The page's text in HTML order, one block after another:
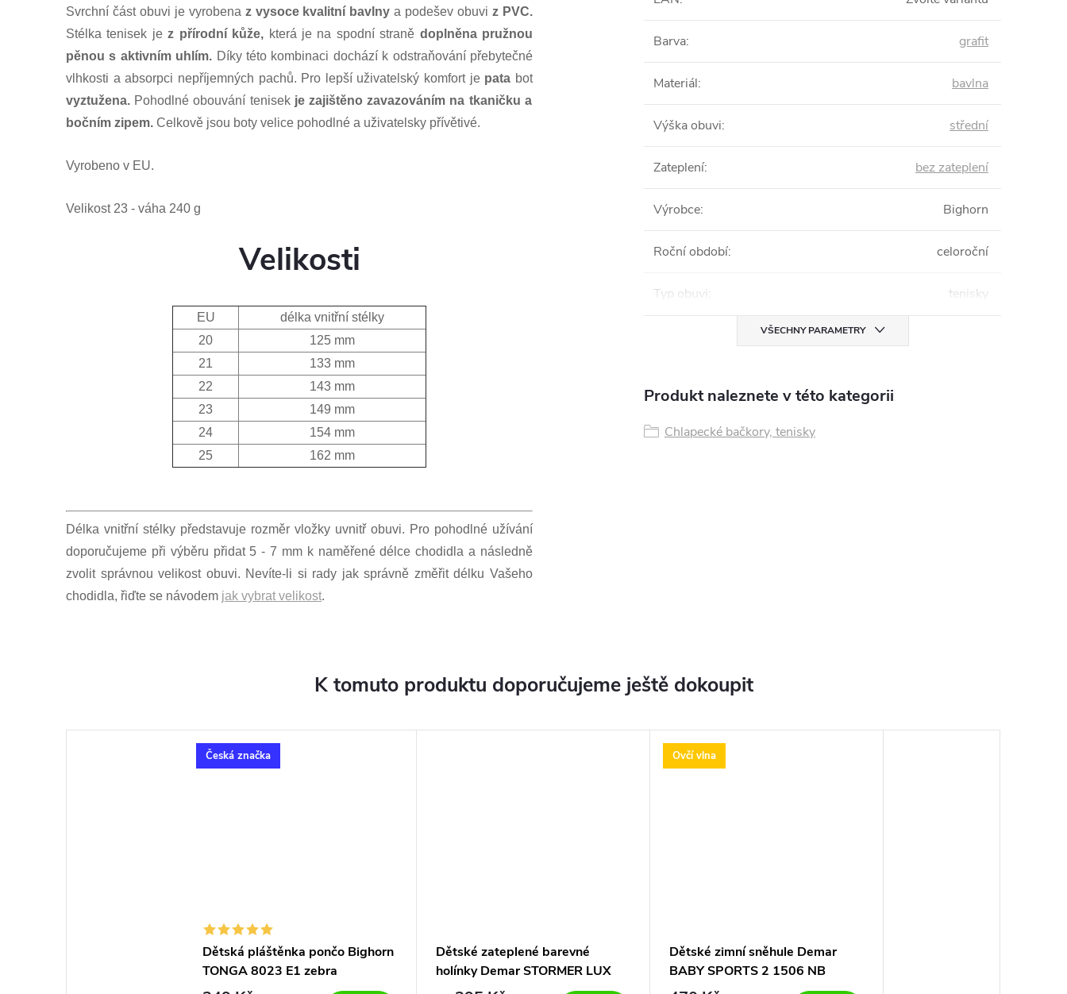
Svrchní část obuvi je vyrobena z vysoce kvalitní bavlny a podešev obuviz PVC.
Stélka tenisek jez přírodní kůže, která je na spodní straně doplněna pružnou
pěnou s aktivním uhlím. Díky této kombinaci dochází k odstraňování přebytečné
vlhkosti a absorpci nepříjemných pachů. Pro lepší uživatelský komfort je pata bot
vyztužena. Pohodlné obouvání tenisek je zajištěno zavazováním na tkaničku a
bočním zipem. Celkově jsou boty velice pohodlné a uživatelsky přívětivé.
Vyrobeno v EU.
Velikost 23 - váha 240 g
Velikosti
EU
délka vnitřní stélky
20
125 mm
21
133 mm
22
143 mm
23
149 mm
24
154 mm
25
162 mm
Délka vnitřní stélky představuje rozměr vložky uvnitř obuvi. Pro pohodlné užívání
doporučujeme při výběru přidat 5 - 7 mm k naměřené délce chodidla a následně
zvolit správnou velikost obuvi. Nevíte-li si rady jak správně změřit délku Vašeho
chodidla, řiďte se návodem jak vybrat velikost.
Barva: grafit
Materiál: bavlna
Výška obuvi: střední
Zateplení: bez zateplení
Výrobce: Bighorn
Roční období: celoroční
Typ obuvi: tenisky
VŠECHNY PARAMETRY
Produkt naleznete v této kategorii
Chlapecké bačkory, tenisky
K tomuto produktu doporučujeme ještě dokoupit
Česká značka
Dětská pláštěnka pončo Bighorn
TONGA 8023 E1 zebra
Dětské zateplené barevné
holínky Demar STORMER LUX
PRINT 0032/0033 HE
Ovčí vlna
Dětské zimní sněhule Demar
BABY SPORTS 2 1506 NB
modré